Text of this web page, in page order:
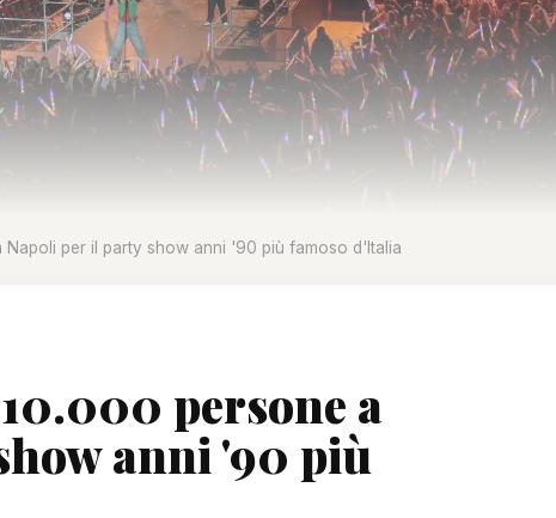
per il party show anni '90 più famoso d'Italia
persone a
anni '90 più